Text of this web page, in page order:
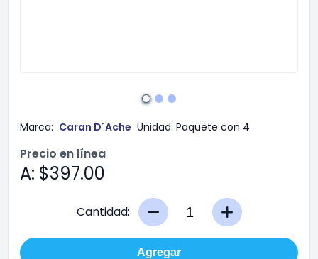
Marca: Caran D´Ache Unidad: Paquete con 4
Precio en línea
A: $397.00
Cantidad:
Agregar